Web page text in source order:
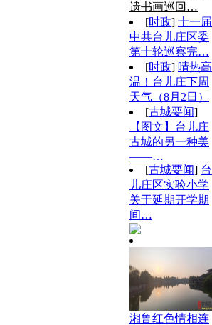
遗书画巡回…
[时政] 十一届
中共台儿庄区委
第十轮巡察完…
[时政] 晴热高
温！台儿庄下周
天气（8月2日）
[古城要闻]
【图文】台儿庄
古城的另一种美
——…
[古城要闻] 台
儿庄区实验小学
关于延期开学期
间…
湘鲁红色情相连